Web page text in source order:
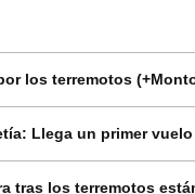
los terremotos
Llega un primer vuelo
tras los terremotos